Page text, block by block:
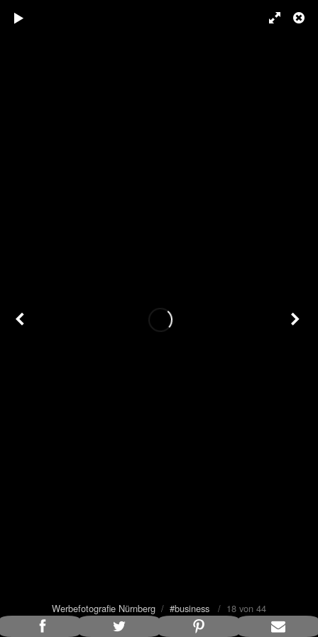
Werbefotografie Nürnberg / #business / 18 von 44
Bildunterschrift anzeigen